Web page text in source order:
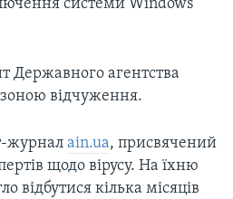
системи Windows
Державного агентства
відчуження.
журнал ain.ua, присвячений
щодо вірусу. На їхню
відбутися кілька місяців